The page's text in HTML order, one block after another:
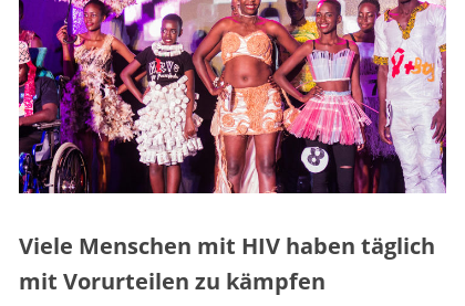
Viele Menschen mit HIV haben täglich
mit Vorurteilen zu kämpfen